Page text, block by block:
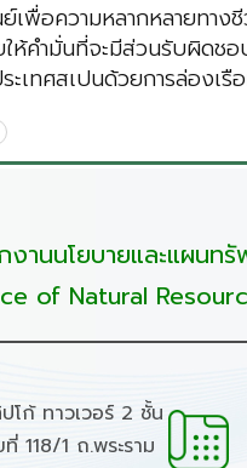
พื่อความหลากหลายทาง
ให้คำมั่นที่จะมีส่วนรับผิดช
เทศสเปนด้วยการล่องเ
งานนโยบายและแผนท
of Natural
โก้ ทาวเวอร์ 2 ชั้น
118/1 ถ.พระราม